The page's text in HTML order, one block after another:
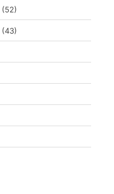
(52)
(43)